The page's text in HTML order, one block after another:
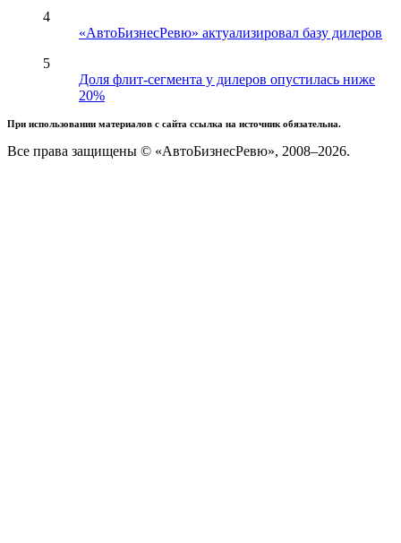
4
«АвтоБизнесРевю» актуализировал базу дилеров
5
Доля флит-сегмента у дилеров опустилась ниже
20%
При использовании материалов с сайта ссылка на источник обязательна.
Все права защищены © «АвтоБизнесРевю», 2008–2026.